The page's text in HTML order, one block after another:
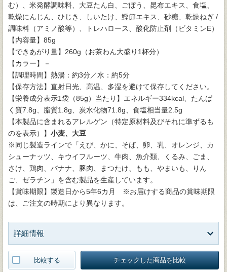
む）、米発酵調味料、大豆たん白、ごぼう、昆布エキス、食塩、
乾燥にんじん、ひじき、しいたけ、鰹節エキス、砂糖、乾燥ねぎ /
調味料（アミノ酸等）、トレハロース、酸化防止剤（ビタミンE）
【内容量】85g
【できあがり量】260g（お茶わん大盛り1杯分）
【カラー】－
【調理時間】熱湯：約3分／水：約5分
【保存方法】直射日光、高温、多湿を避けて保存してください。
【栄養成分表示1袋（85g）当たり】エネルギー334kcal、たんぱ
く質7.8g、脂質1.8g、炭水化物71.8g、食塩相当量2.5g
【本製品に含まれるアレルゲン（特定原材料及びそれに準ずるも
のを表示）】 小麦、大豆
※同じ製造ラインで「えび、かに、そば、卵、乳、オレンジ、カ
シューナッツ、キウイフルーツ、牛肉、魚介類、くるみ、ごま、
さけ、鶏肉、バナナ、豚肉、まつたけ、もも、やまいも、りん
ご、ゼラチン」を含む製品を生産しています。
【賞味期限】製造日から5年6カ月 ※お届けする商品の賞味期限
は、ご注文の時期により異なります。
詳細情報
比較する チェックした商品を比較